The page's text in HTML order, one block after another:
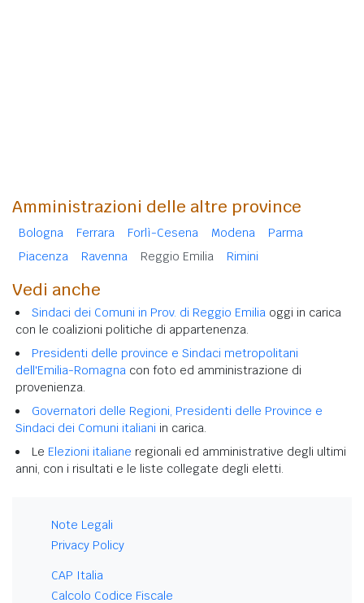
Amministrazioni delle altre province
Bologna Ferrara Forlì-Cesena Modena
Parma
Piacenza
Ravenna Reggio Emilia Rimini
Vedi anche
Sindaci dei Comuni in Prov. di Reggio Emilia oggi in carica
con le coalizioni politiche di appartenenza.
Presidenti delle province e Sindaci metropolitani
dell'Emilia-Romagna con foto ed amministrazione di
provenienza.
Governatori delle Regioni, Presidenti delle Province e
Sindaci dei Comuni italiani in carica.
Le Elezioni italiane regionali ed amministrative degli ultimi
anni, con i risultati e le liste collegate degli eletti.
Note Legali
Privacy Policy
CAP Italia
Calcolo Codice Fiscale